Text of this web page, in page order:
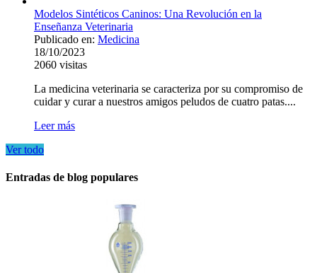
Modelos Sintéticos Caninos: Una Revolución en la
Enseñanza Veterinaria
Publicado en: Medicina
18/10/2023
2060 visitas
La medicina veterinaria se caracteriza por su compromiso de
cuidar y curar a nuestros amigos peludos de cuatro patas....
Leer más
Ver todo
Entradas de blog populares